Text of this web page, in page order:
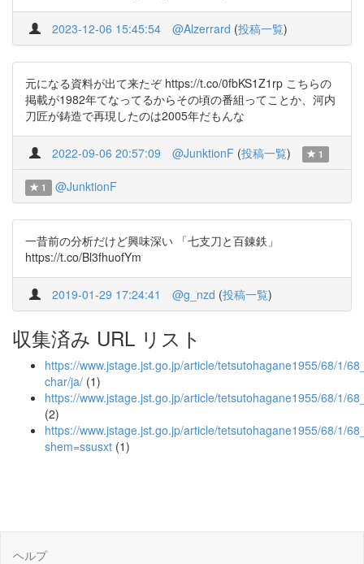
2023-12-06 15:45:54 @Alzerrard (投稿一覧)
元になる資料が出て来たぞ https://t.co/0fbKS1Z1rp こちらの
掲載が1982年てなってるからその頃の番組ってことか、河内
刀匠が鋳造で再現したのは2005年だもんな
2022-09-06 20:57:09 @JunktionF (投稿一覧) 1
1 @JunktionF
一昔前の分析だけど興味深い 「七支刀と百錬鉄」
https://t.co/Bl3fhuofYm
2019-01-29 17:24:41 @g_nzd (投稿一覧)
収集済み URL リスト
https://www.jstage.jst.go.jp/article/tetsutohagane1955/68/1/
char/ja/ (1)
https://www.jstage.jst.go.jp/article/tetsutohagane1955/68/1/
(2)
https://www.jstage.jst.go.jp/article/tetsutohagane1955/68/1/
shem=ssusxt (1)
ヘルプ